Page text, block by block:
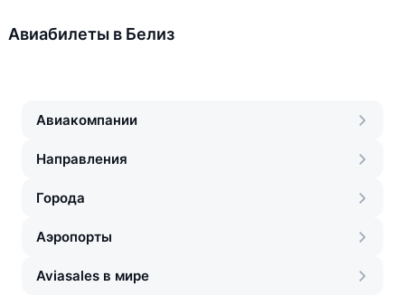
Авиабилеты в Белиз
Авиакомпании
Направления
Города
Аэропорты
Aviasales в мире